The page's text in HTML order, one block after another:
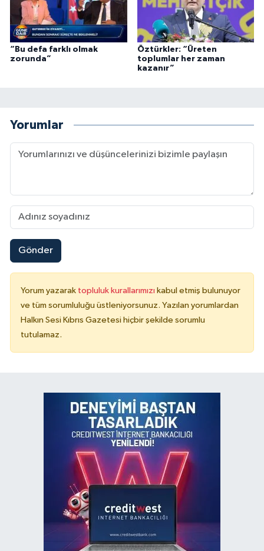
“Bu defa farklı olmak
zorunda”
Öztürkler: “Üreten
toplumlar her zaman
kazanır”
Yorumlar
Gönder
Yorum yazarak topluluk kurallarımızı kabul etmiş bulunuyor
ve tüm sorumluluğu üstleniyorsunuz. Yazılan yorumlardan
Halkın Sesi Kıbrıs Gazetesi hiçbir şekilde sorumlu
tutulamaz.